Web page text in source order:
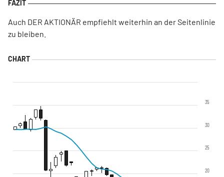
Auch DER AKTIONÄR empfiehlt weiterhin an der Seitenlinie
zu bleiben.
20
25
30
35